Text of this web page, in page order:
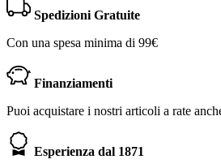
Spedizioni Gratuite
Con una spesa minima di 99€
Finanziamenti
Puoi acquistare i nostri articoli a rate
Esperienza dal 1871